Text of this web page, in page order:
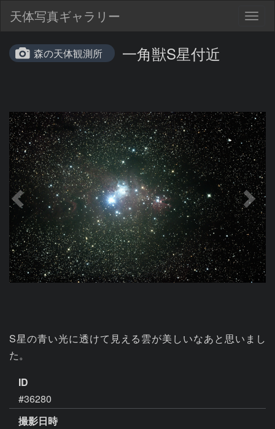
天体写真ギャラリー
森の天体観測所 一角獣S星付近
S星の青い光に透けて見える雲が美しいなあと思いまし
た。
ID
#36280
撮影日時